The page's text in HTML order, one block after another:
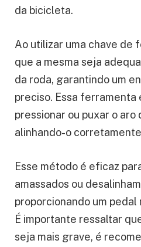
da bicicleta.
Ao utilizar uma chave de
que a mesma seja
da roda, garantindo um
preciso. Essa ferramenta
pressionar ou puxar o
alinhando-o
Esse método é eficaz
amassados ou
proporcionando um pedal
É importante ressaltar
seja mais grave, é